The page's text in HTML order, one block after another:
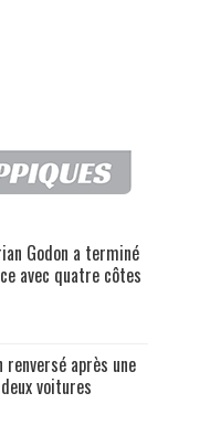
Godon a terminé
avec quatre côtes
renversé après une
voitures